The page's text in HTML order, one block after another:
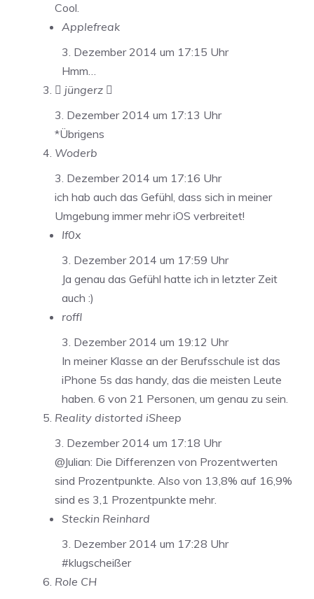
Cool.
Applefreak
3. Dezember 2014 um 17:15 Uhr
Hmm…
 jüngerz 
3. Dezember 2014 um 17:13 Uhr
*Übrigens
Woderb
3. Dezember 2014 um 17:16 Uhr
ich hab auch das Gefühl, dass sich in meiner
Umgebung immer mehr iOS verbreitet!
If0x
3. Dezember 2014 um 17:59 Uhr
Ja genau das Gefühl hatte ich in letzter Zeit
auch :)
roffl
3. Dezember 2014 um 19:12 Uhr
In meiner Klasse an der Berufsschule ist das
iPhone 5s das handy, das die meisten Leute
haben. 6 von 21 Personen, um genau zu sein.
Reality distorted iSheep
3. Dezember 2014 um 17:18 Uhr
@Julian: Die Differenzen von Prozentwerten
sind Prozentpunkte. Also von 13,8% auf 16,9%
sind es 3,1 Prozentpunkte mehr.
Steckin Reinhard
3. Dezember 2014 um 17:28 Uhr
#klugscheißer
Role CH